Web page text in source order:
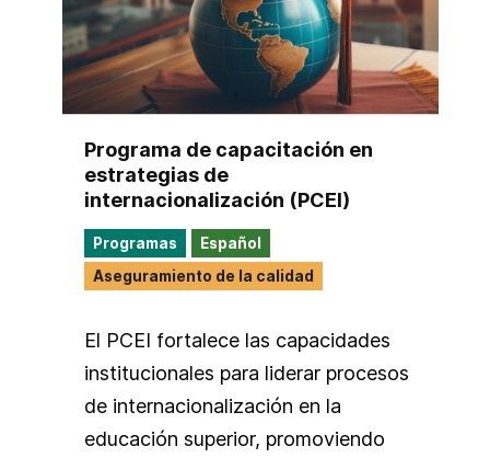
Programa de capacitación en
estrategias de
internacionalización (PCEI)
Programas
Español
Aseguramiento de la calidad
El PCEI fortalece las capacidades
institucionales para liderar procesos
de internacionalización en la
educación superior, promoviendo